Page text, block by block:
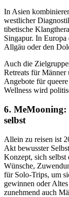
In Asien
westlicher
tibetische
Singapur. In Europa
Allgäu oder den
Auch die
Retreats für
Angebote für
Wellness wird
6. MeMooning:
selbst
Allein zu reisen ist
Akt bewusster
Konzept, sich selbst
Wünsche,
für Solo-Trips, um
gewinnen oder
zunehmend auch